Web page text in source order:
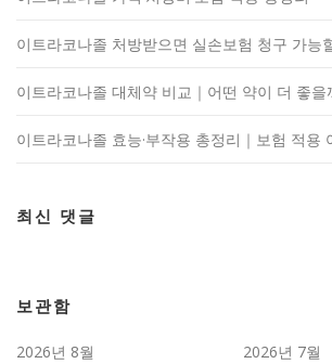
이트라코나졸 처방받으면 실손보험 청구 가능
이트라코나졸 대체약 비교｜어떤 약이 더 좋을
이트라코나졸 효능·부작용 총정리｜보험 적용
최신 댓글
보관함
2026년 8월
2026년 7월